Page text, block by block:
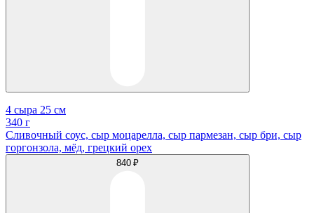
4 сыра 25 см
340 г
Сливочный соус, сыр моцарелла, сыр пармезан, сыр бри, сыр
горгонзола, мёд, грецкий орех
840 ₽